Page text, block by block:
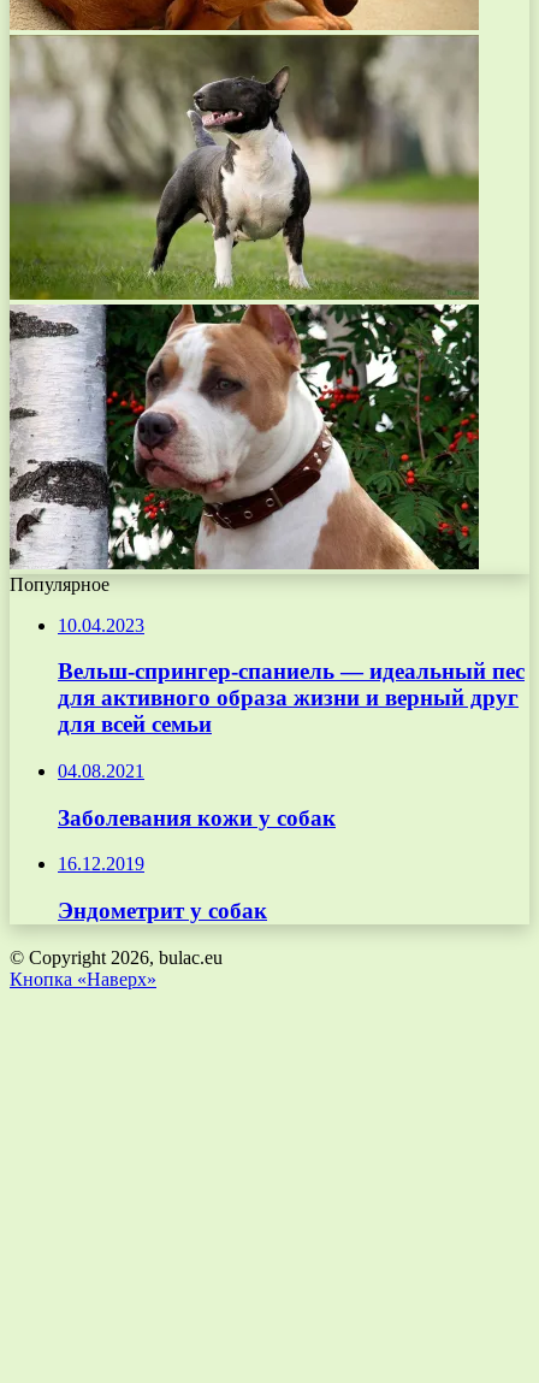
Популярное
10.04.2023
Вельш-спрингер-спаниель — идеальный пес
для активного образа жизни и верный друг
для всей семьи
04.08.2021
Заболевания кожи у собак
16.12.2019
Эндометрит у собак
© Copyright 2026, bulac.eu
Кнопка «Наверх»